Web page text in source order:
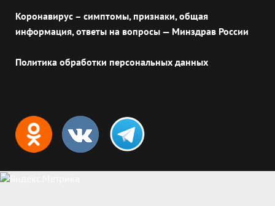
Коронавирус – симптомы, признаки, общая
информация, ответы на вопросы — Минздрав России
Политика обработки персональных данных